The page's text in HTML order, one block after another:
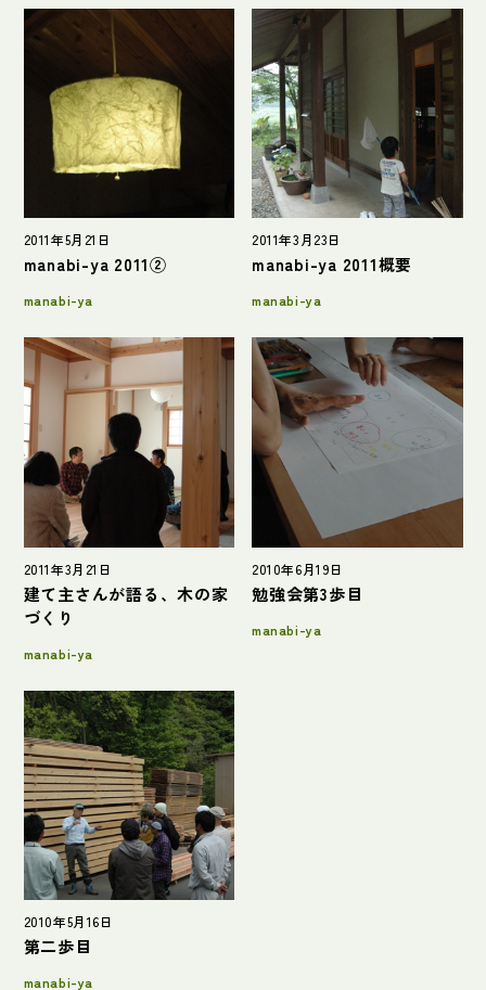
2011年5月21日
manabi-ya 2011②
manabi-ya
2011年3月23日
manabi-ya 2011概要
manabi-ya
2011年3月21日
建て主さんが語る、木の家
づくり
manabi-ya
2010年6月19日
勉強会第3歩目
manabi-ya
2010年5月16日
第二歩目
manabi-ya